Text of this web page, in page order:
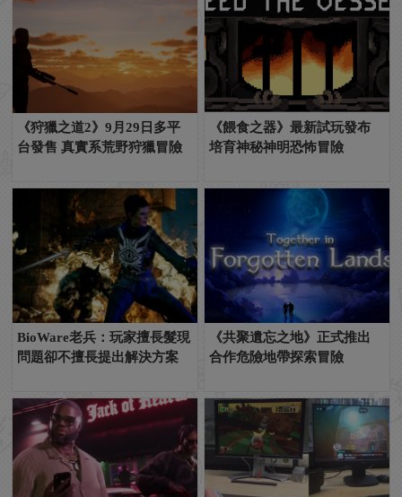
《狩獵之道2》9月29日多平
台發售 真實系荒野狩獵冒險
《餵食之器》最新試玩發布
培育神秘神明恐怖冒險
BioWare老兵：玩家擅長髮現
問題卻不擅長提出解決方案
《共聚遺忘之地》正式推出
合作危險地帶探索冒險